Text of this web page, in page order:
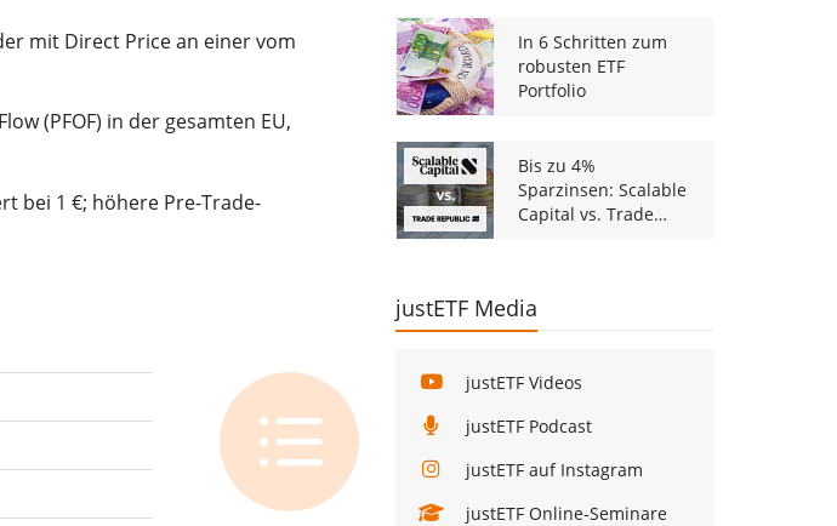
mit Direct Price an einer vom
(PFOF) in der gesamten EU,
bei 1 €; höhere Pre-Trade-
In 6 Schritten zum
robusten ETF
Portfolio
Bis zu 4%
Sparzinsen: Scalable
Capital vs. Trade
justETF Media
justETF Videos
justETF Podcast
justETF auf Instagram
justETF Online-Seminare